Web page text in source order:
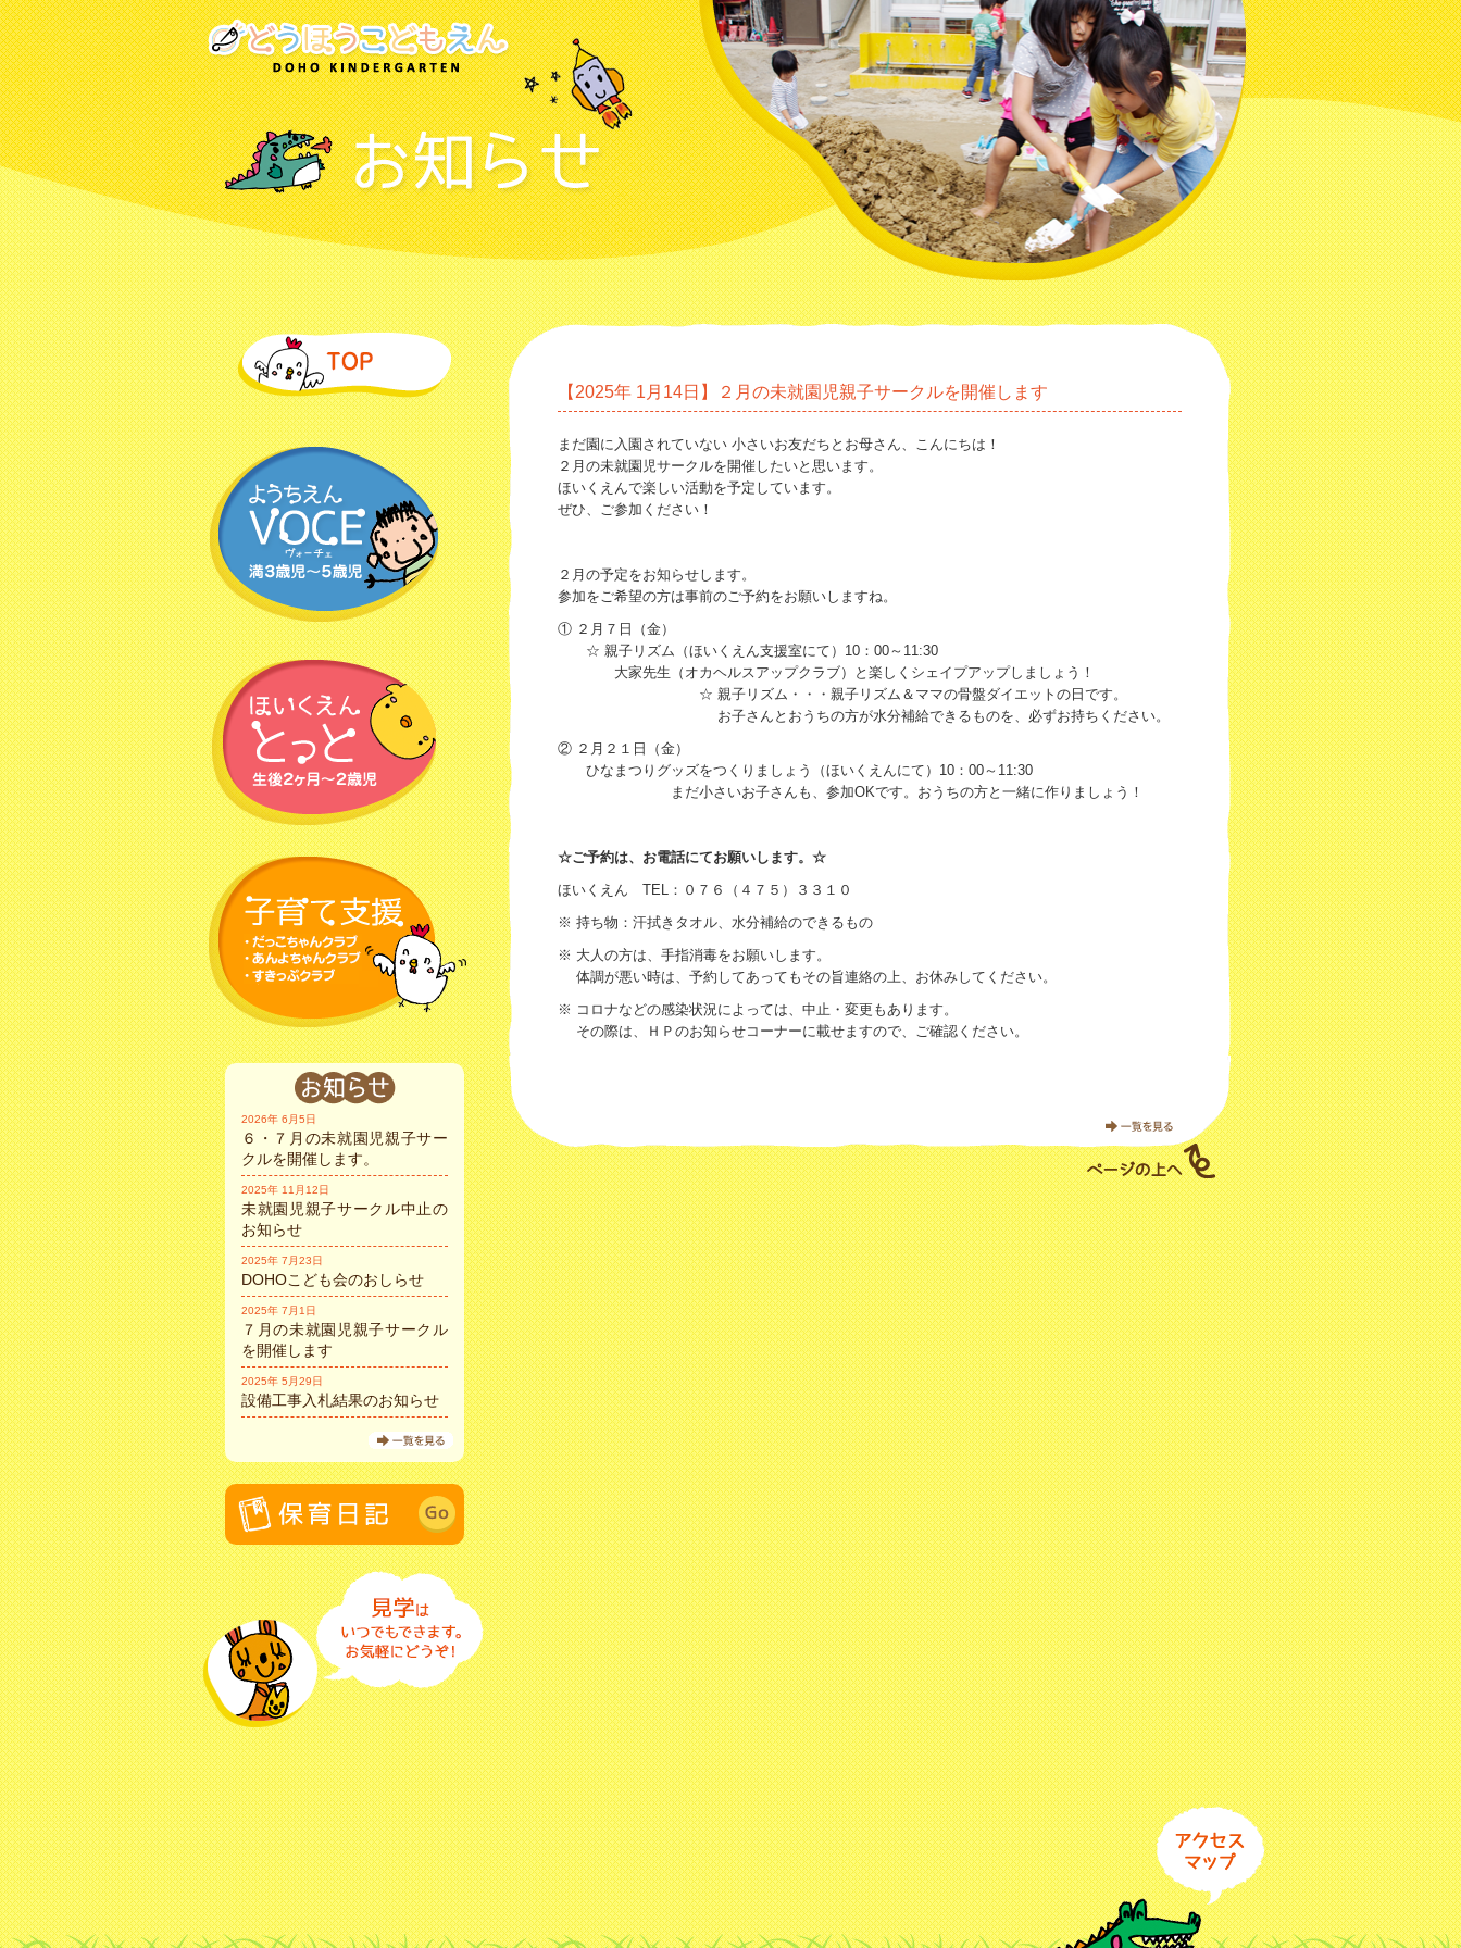
【2025年 1月14日】２月の未就園児親子サークルを開催します
まだ園に入園されていない 小さいお友だちとお母さん、こんにちは！
２月の未就園児サークルを開催したいと思います。
ほいくえんで楽しい活動を予定しています。
ぜひ、ご参加ください！
２月の予定をお知らせします。
参加をご希望の方は事前のご予約をお願いしますね。
① ２月７日（金）
☆ 親子リズム（ほいくえん支援室にて）10：00～11:30
大家先生（オカヘルスアップクラブ）と楽しくシェイプアップしましょう！
☆ 親子リズム・・・親子リズム＆ママの骨盤ダイエットの日です。
お子さんとおうちの方が水分補給できるものを、必ずお持ちください。
② ２月２１日（金）
ひなまつりグッズをつくりましょう（ほいくえんにて）10：00～11:30
まだ小さいお子さんも、参加OKです。おうちの方と一緒に作りましょう！
☆ご予約は、お電話にてお願いします。☆
ほいくえん TEL：０７６（４７５）３３１０
※ 持ち物：汗拭きタオル、水分補給のできるもの
※ 大人の方は、手指消毒をお願いします。
体調が悪い時は、予約してあってもその旨連絡の上、お休みしてください。
※ コロナなどの感染状況によっては、中止・変更もあります。
その際は、ＨＰのお知らせコーナーに載せますので、ご確認ください。
2026年 6月5日
６・７月の未就園児親子サー
クルを開催します。
2025年 11月12日
未就園児親子サークル中止の
お知らせ
2025年 7月23日
DOHOこども会のおしらせ
2025年 7月1日
７月の未就園児親子サークル
を開催します
2025年 5月29日
設備工事入札結果のお知らせ